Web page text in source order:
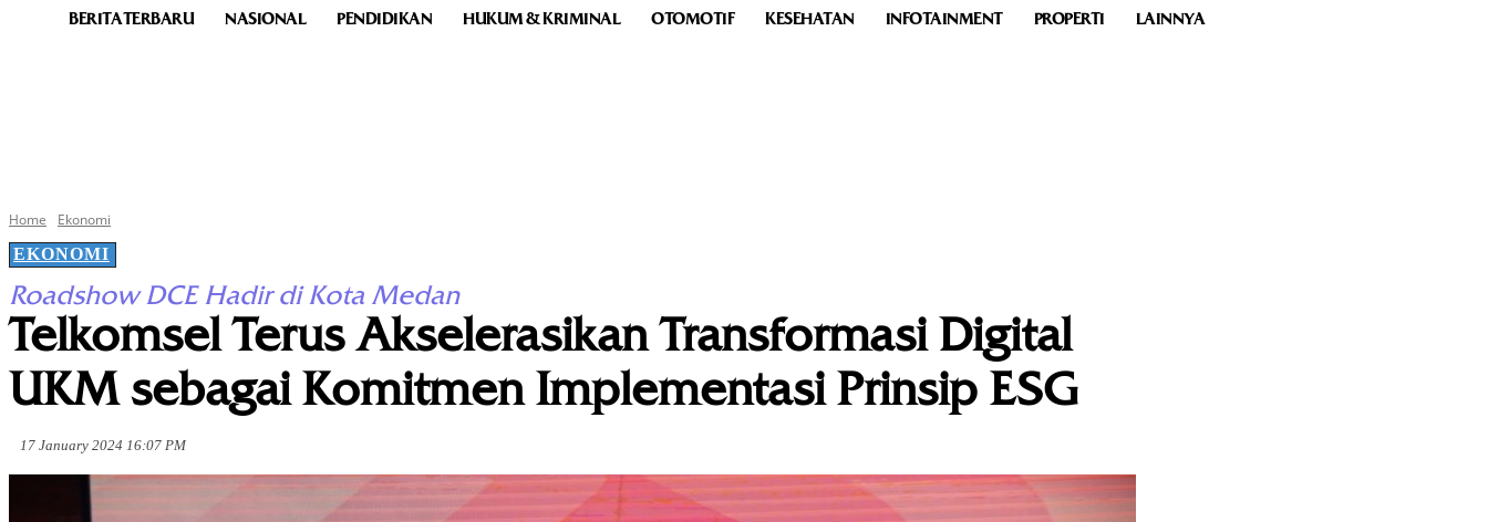
BERITA TERBARU NASIONAL PENDIDIKAN HUKUM & KRIMINAL OTOMOTIF KESEHATAN INFOTAINMENT PROPERTI LAINNYA
Home
Ekonomi
EKONOMI
Roadshow DCE Hadir di Kota Medan
Telkomsel Terus Akselerasikan Transformasi Digital
UKM sebagai Komitmen Implementasi Prinsip ESG
17 January 2024 16:07 PM